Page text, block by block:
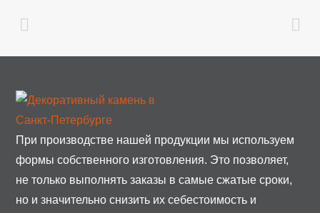
При производстве нашей продукции мы используем
формы собственного изготовления. Это позволяет,
не только выполнять заказы в самые сжатые сроки,
но и значительно снизить их себестоимость и